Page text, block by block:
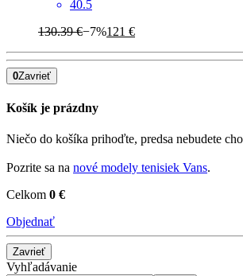
40.5
130.39 €−7%121 €
0Zavrieť
Košík je prázdny
Niečo do košíka prihoďte, predsa nebudete
Pozrite sa na nové modely tenisiek Vans.
Celkom 0 €
Objednať
Zavrieť
Vyhľadávanie